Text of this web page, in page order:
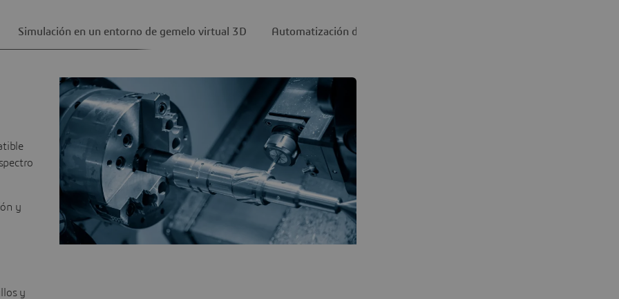
Simulación en un entorno de gemelo virtual 3D Automatización de la programación y gestión de conocimientos
y
y